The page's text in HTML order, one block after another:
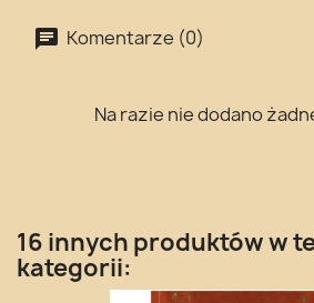
Komentarze (0)
Na razie nie dodano
16 innych produktów w
kategorii: